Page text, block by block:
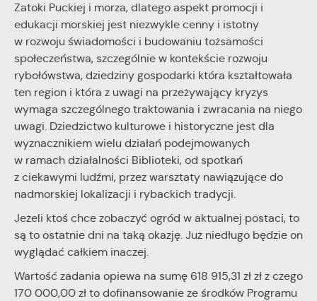
Zatoki Puckiej i morza, dlatego aspekt promocji i
edukacji morskiej jest niezwykle cenny i istotny
w rozwoju świadomości i budowaniu tożsamości
społeczeństwa, szczególnie w kontekście rozwoju
rybołówstwa, dziedziny gospodarki która kształtowała
ten region i która z uwagi na przeżywający kryzys
wymaga szczególnego traktowania i zwracania na niego
uwagi. Dziedzictwo kulturowe i historyczne jest dla
wyznacznikiem wielu działań podejmowanych
w ramach działalności Biblioteki, od spotkań
z ciekawymi ludźmi, przez warsztaty nawiązujące do
nadmorskiej lokalizacji i rybackich tradycji.
Jeżeli ktoś chce zobaczyć ogród w aktualnej postaci, to
są to ostatnie dni na taką okazję. Już niedługo będzie on
wyglądać całkiem inaczej.
Wartość zadania opiewa na sumę 618 915,31 zł zł z czego
170 000,00 zł to dofinansowanie ze środków Programu